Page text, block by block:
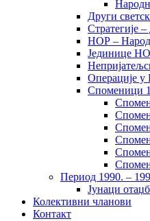
Други
Стратегије
НОР –
Јединице
Операције
Споменици
Период 1990. –
Јунаци
Колективни чланови
Контакт